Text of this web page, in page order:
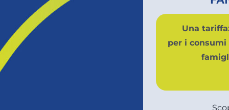
Una
per i consumi